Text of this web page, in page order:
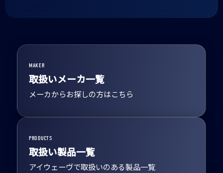
MAKER
取扱いメーカ一覧
メーカからお探しの方はこちら
PRODUCTS
取扱い製品一覧
アイウェーヴで取扱いのある製品一覧